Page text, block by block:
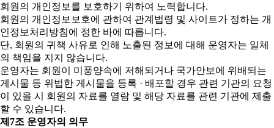
회원의 개인정보를 보호하기 위하여 노력합니다.
회원의 개인정보보호에 관하여 관계법령 및 사이트가 정하는 개
인정보처리방침에 정한 바에 따릅니다.
단, 회원의 귀책 사유로 인해 노출된 정보에 대해 운영자는 일체
의 책임을 지지 않습니다.
운영자는 회원이 미풍양속에 저해되거나 국가안보에 위배되는
게시물 등 위법한 게시물을 등록 · 배포할 경우 관련 기관의 요청
이 있을 시 회원의 자료를 열람 및 해당 자료를 관련 기관에 제출
할 수 있습니다.
제7조 운영자의 의무